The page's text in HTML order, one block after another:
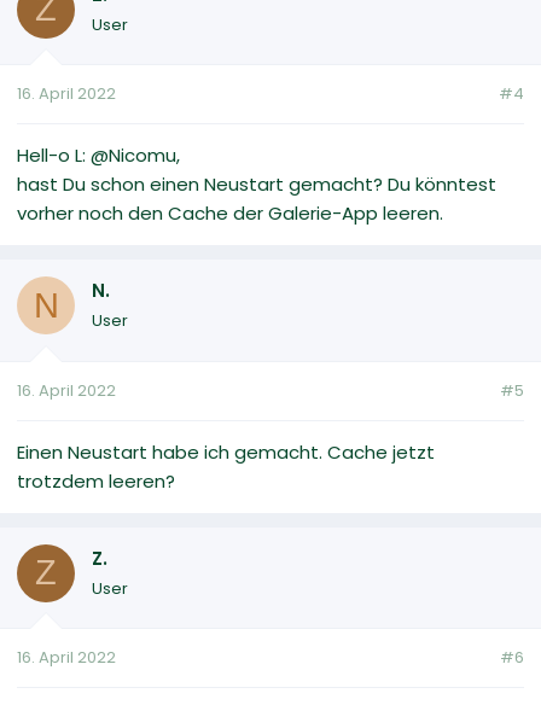
Z User
16. April 2022 #4
Hell-o L: @Nicomu,
hast Du schon einen Neustart gemacht? Du könntest
vorher noch den Cache der Galerie-App leeren.
N N.
User
16. April 2022 #5
Einen Neustart habe ich gemacht. Cache jetzt
trotzdem leeren?
Z Z.
User
16. April 2022 #6